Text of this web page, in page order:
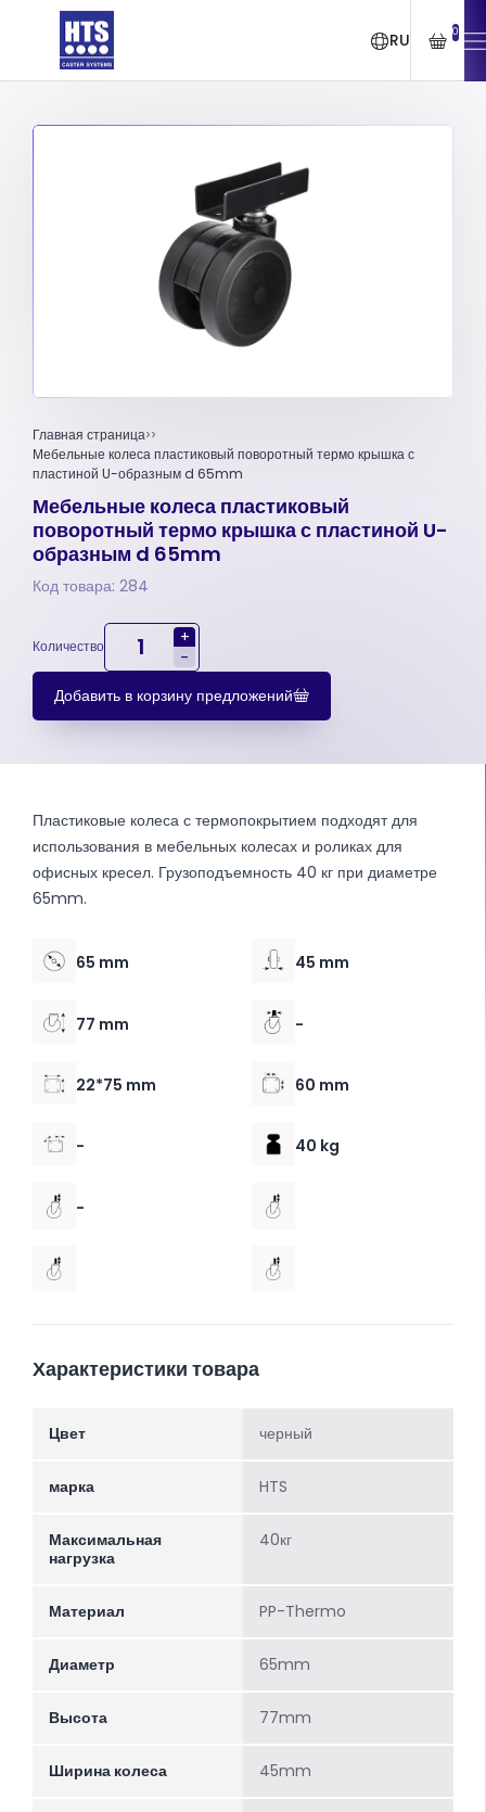
RU 0
Главная страница
Мебельные колеса пластиковый поворотный термо крышка с
пластиной U-образным d 65mm
Мебельные колеса пластиковый
поворотный термо крышка с пластиной U-
образным d 65mm
Код товара: 284
Количество
+
-
Добавить в корзину предложений
Пластиковые колеса с термопокрытием подходят для
использования в мебельных колесах и роликах для
офисных кресел. Грузоподъемность 40 кг при диаметре
65mm.
65 mm 45 mm
77 mm -
22*75 mm 60 mm
- 40 kg
-
Характеристики товара
Цвет черный
марка HTS
Максимальная
нагрузка
40кг
Материал PP-Thermo
Диаметр 65mm
Высота 77mm
Ширина колеса 45mm